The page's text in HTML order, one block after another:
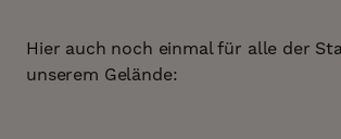
Hier auch noch einmal für alle der
unserem Gelände: